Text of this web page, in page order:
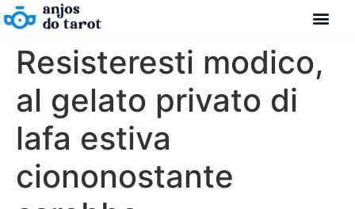
Resisteresti modico,
al gelato privato di
lafa estiva
ciononostante